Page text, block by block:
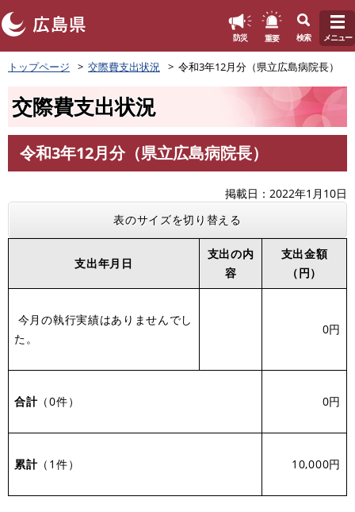
ペ
ー
頭
す
防災 重要 検索 メニュー
トップページ 交際費支出状況 令和3年12月分（県立広島病院長）
交際費支出状況
文
令和3年12月分（県立広島病院長）
掲載日
2022年1月10日
表のサイズを切り替える
支出年月日
支出の内
容
支出金額
（円）
今月の執行実績はありませんでし
た。
0円
合計（0件） 0円
累計（1件） 10,000円